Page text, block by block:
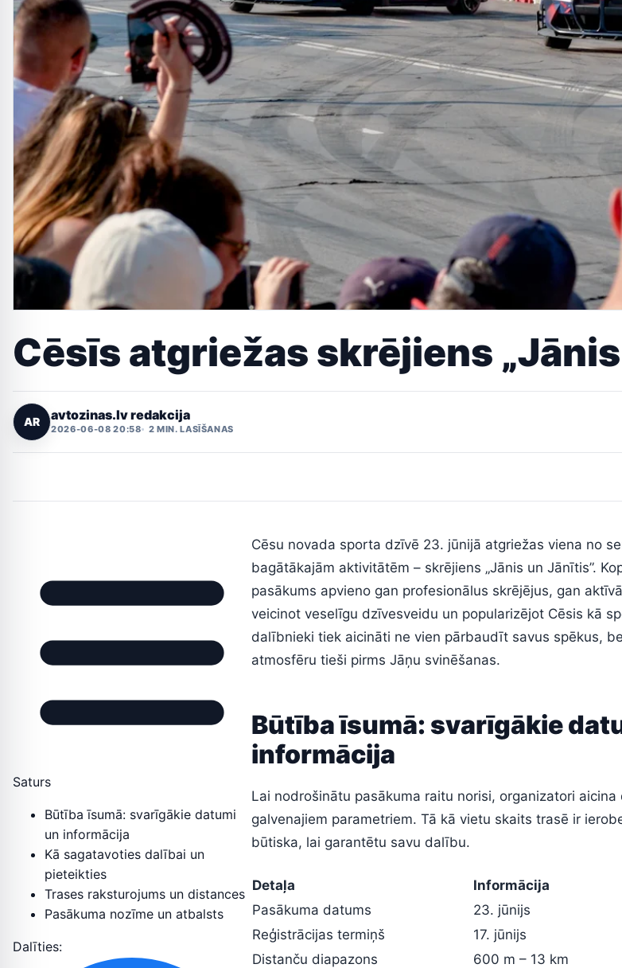
Cēsīs atgriežas skrējiens
AR avtozinas.lv redakcija
2026-06-08 20:58 2 MIN. LASĪŠANAS
Saturs
Būtība īsumā: svarīgākie datumi
un informācija
Kā sagatavoties dalībai un
pieteikties
Trases raksturojums un distances
Pasākuma nozīme un atbalsts
Dalīties:
Cēsu novada sporta dzīvē 23. jūnijā atgriežas viena no
bagātākajām aktivitātēm – skrējiens „Jānis un Jānītis”.
pasākums apvieno gan profesionālus skrējējus, gan
veicinot veselīgu dzīvesveidu un popularizējot Cēsis kā
dalībnieki tiek aicināti ne vien pārbaudīt savus spēkus,
atmosfēru tieši pirms Jāņu svinēšanas.
Būtība īsumā: svarīgākie
informācija
Lai nodrošinātu pasākuma raitu norisi, organizatori
galvenajiem parametriem. Tā kā vietu skaits trasē ir
būtiska, lai garantētu savu dalību.
Detaļa
Informācija
Pasākuma datums
23. jūnijs
Reģistrācijas termiņš
17. jūnijs
Distanču diapazons
600 m – 13 km